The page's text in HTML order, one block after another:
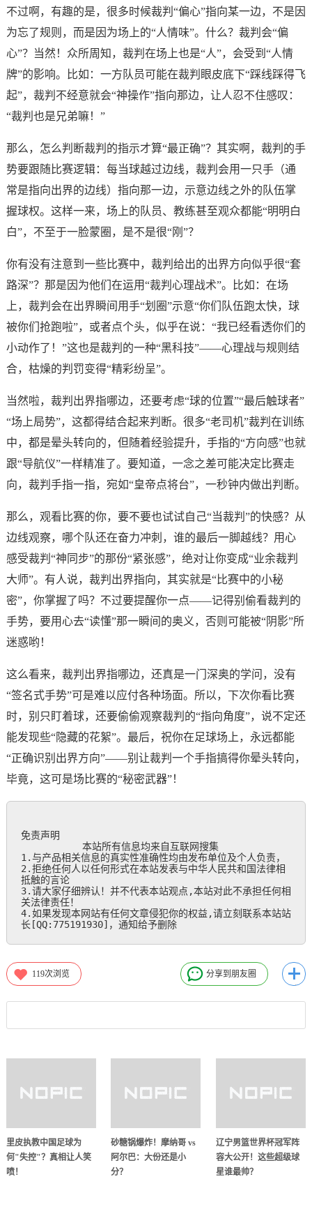
不过啊，有趣的是，很多时候裁判“偏心”指向某一边，不是因
为忘了规则，而是因为场上的“人情味”。什么？裁判会“偏
心”？当然！众所周知，裁判在场上也是“人”，会受到“人情
牌”的影响。比如：一方队员可能在裁判眼皮底下“踩线踩得飞
起”，裁判不经意就会“神操作”指向那边，让人忍不住感叹：
“裁判也是兄弟嘛！”
那么，怎么判断裁判的指示才算“最正确”？其实啊，裁判的手
势要跟随比赛逻辑：每当球越过边线，裁判会用一只手（通
常是指向出界的边线）指向那一边，示意边线之外的队伍掌
握球权。这样一来，场上的队员、教练甚至观众都能“明明白
白”，不至于一脸蒙圈，是不是很“刚”？
你有没有注意到一些比赛中，裁判给出的出界方向似乎很“套
路深”？那是因为他们在运用“裁判心理战术”。比如：在场
上，裁判会在出界瞬间用手“划圈”示意“你们队伍跑太快，球
被你们抢跑啦”，或者点个头，似乎在说：“我已经看透你们的
小动作了！”这也是裁判的一种“黑科技”——心理战与规则结
合，枯燥的判罚变得“精彩纷呈”。
当然啦，裁判出界指哪边，还要考虑“球的位置”“最后触球者”
“场上局势”，这都得结合起来判断。很多“老司机”裁判在训练
中，都是晕头转向的，但随着经验提升，手指的“方向感”也就
跟“导航仪”一样精准了。要知道，一念之差可能决定比赛走
向，裁判手指一指，宛如“皇帝点将台”，一秒钟内做出判断。
那么，观看比赛的你，要不要也试试自己“当裁判”的快感？从
边线观察，哪个队还在奋力冲刺，谁的最后一脚越线？用心
感受裁判“神同步”的那份“紧张感”，绝对让你变成“业余裁判
大师”。有人说，裁判出界指向，其实就是“比赛中的小秘
密”，你掌握了吗？不过要提醒你一点——记得别偷看裁判的
手势，要用心去“读懂”那一瞬间的奥义，否则可能被“阴影”所
迷惑哟！
这么看来，裁判出界指哪边，还真是一门深奥的学问，没有
“签名式手势”可是难以应付各种场面。所以，下次你看比赛
时，别只盯着球，还要偷偷观察裁判的“指向角度”，说不定还
能发现些“隐藏的花絮”。最后，祝你在足球场上，永远都能
“正确识别出界方向”——别让裁判一个手指搞得你晕头转向，
毕竟，这可是场比赛的“秘密武器”！
免责声明
本站所有信息均来自互联网搜集
1.与产品相关信息的真实性准确性均由发布单位及个人负责，
2.拒绝任何人以任何形式在本站发表与中华人民共和国法律相
抵触的言论
3.请大家仔细辨认！并不代表本站观点,本站对此不承担任何相
关法律责任！
4.如果发现本网站有任何文章侵犯你的权益,请立刻联系本站站
长[QQ:775191930]，通知给予删除
119次浏览 分享到朋友圈
里皮执教中国足球为
何"失控"？真相让人笑
喷！
砂糖锅爆炸！摩纳哥 vs
阿尔巴：大份还是小
分？
辽宁男篮世界杯冠军阵
容大公开！这些超级球
星谁最帅？